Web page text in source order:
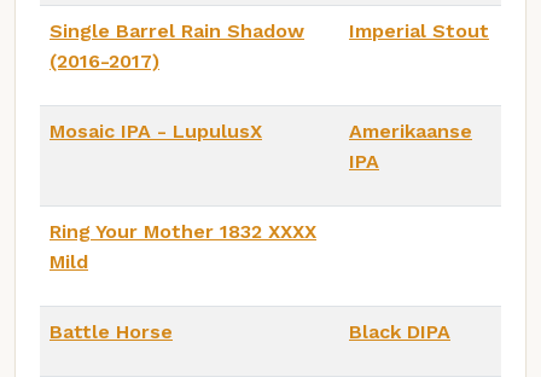
Single Barrel Rain Shadow
(2016-2017)
Imperial Stout
Mosaic IPA - LupulusX
Amerikaanse
IPA
Ring Your Mother 1832 XXXX
Mild
Battle Horse Black DIPA